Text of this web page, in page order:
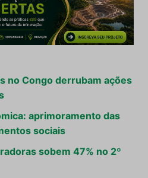
no Congo derrubam ações
aprimoramento das
sociais
sobem 47% no 2º